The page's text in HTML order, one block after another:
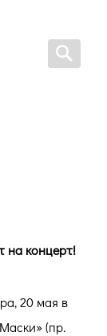
на концерт!
20 мая в
(пр.